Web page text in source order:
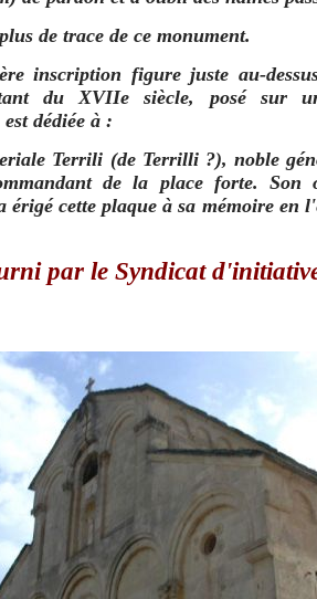
de trace de ce monument.
inscription figure juste au-
du XVIIe siècle, posé sur
dédiée à :
Terrili (de Terrilli ?), noble
de la place forte. Son
érigé cette plaque à sa mémoire en
par le Syndicat